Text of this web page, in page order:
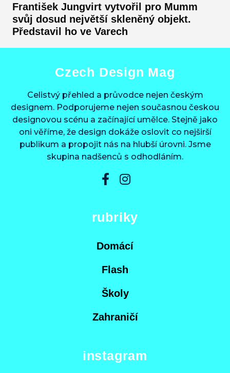
František Jungvirt vytvořil pro Mumm
svůj dosud největší skleněný objekt.
Představil ho ve Varech
Czech Design Mag
Celistvý přehled a průvodce nejen českým
designem. Podporujeme nejen současnou českou
designovou scénu a začínající umělce. Stejně jako
oni věříme, že design dokáže oslovit co nejširší
publikum a propojit nás na hlubší úrovni. Jsme
skupina nadšenců s odhodláním.
rubriky
Domácí
Flash
Školy
Zahraničí
instagram